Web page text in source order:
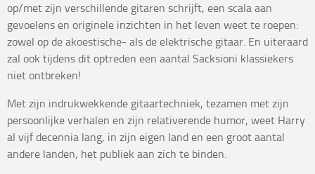
op/met zijn verschillende gitaren schrijft, een scala aan
gevoelens en originele inzichten in het leven weet te roepen:
zowel op de akoestische- als de elektrische gitaar. En uiteraard
zal ook tijdens dit optreden een aantal Sacksioni klassiekers
niet ontbreken!
Met zijn indrukwekkende gitaartechniek, tezamen met zijn
persoonlijke verhalen en zijn relativerende humor, weet Harry
al vijf decennia lang, in zijn eigen land en een groot aantal
andere landen, het publiek aan zich te binden.